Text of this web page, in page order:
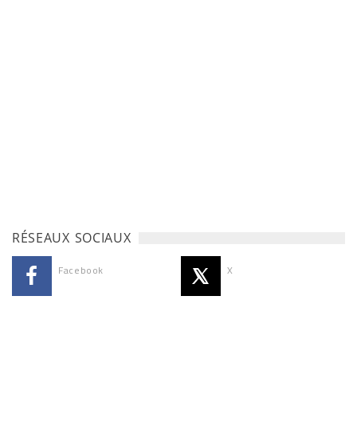
RÉSEAUX SOCIAUX
Facebook X